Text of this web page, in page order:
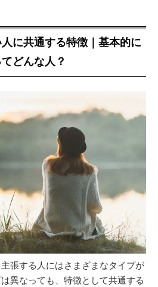
に共通する特徴｜基本的に
どんな人？
主張する人にはさまざまなタイプが
異なっても、特徴として共通する